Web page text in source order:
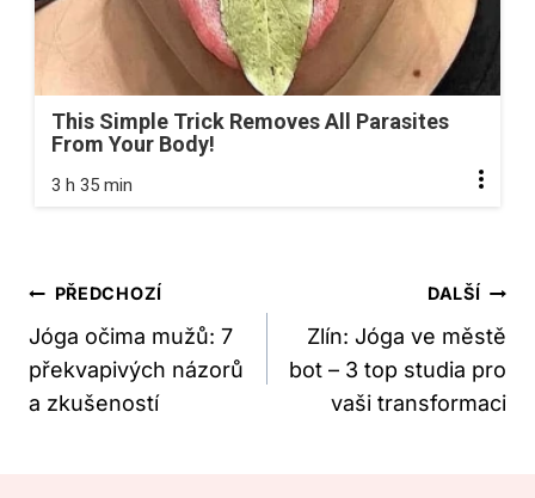
This Simple Trick Removes All Parasites
From Your Body!
3 h 35 min
Navigace
Pro
Příspěvek
PŘEDCHOZÍ
Jóga očima mužů: 7
překvapivých názorů
a zkušeností
DALŠÍ
Zlín: Jóga ve městě
bot – 3 top studia pro
vaši transformaci